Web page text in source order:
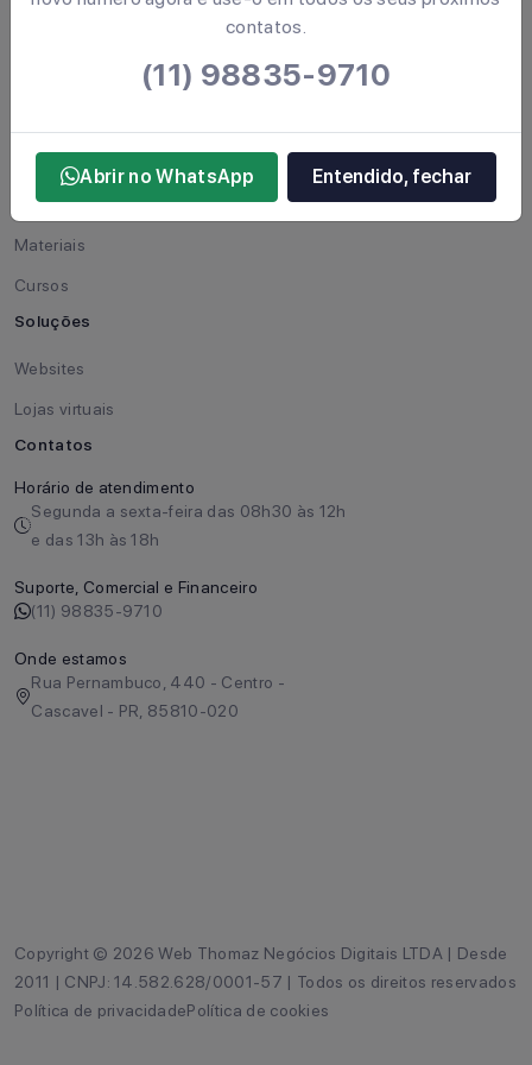
Cases de sucesso
Trabalhe conosco
Blog
Materiais
Cursos
Soluções
Websites
Lojas virtuais
Contatos
Horário de atendimento
Segunda a sexta-feira das 08h30 às 12h
e das 13h às 18h
Suporte, Comercial e Financeiro
(11) 98835-9710
Onde estamos
Rua Pernambuco, 440 - Centro -
Cascavel - PR, 85810-020
Copyright © 2026 Web Thomaz Negócios Digitais LTDA | Desde
2011 | CNPJ: 14.582.628/0001-57 | Todos os direitos reservados
Política de privacidadePolítica de cookies
contatos.
(11) 98835-9710
Abrir no WhatsApp Entendido, fechar